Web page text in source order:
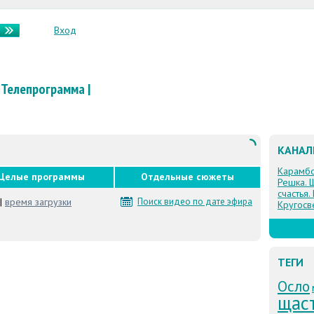
Вход
Телепрограмма|
программы Отдельные сюжеты
Поиск видео по дате эфира
время загрузки
Решка.
ТЕГИ
Осло